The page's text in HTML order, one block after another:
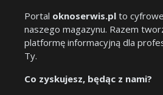
Portal oknoserwis.pl to
naszego magazynu. Razem
platformę informacyjną dla
Ty.
Co zyskujesz, będąc z nami?